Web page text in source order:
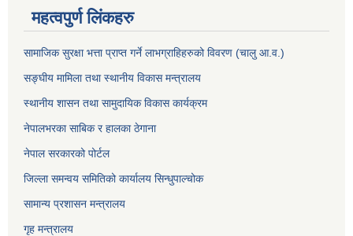
महत्वपुर्ण लिंकहरु
सामाजिक सुरक्षा भत्ता प्राप्त गर्ने लाभग्राहिहरुको विवरण (चालु आ.व.)
सङ्घीय मामिला तथा स्थानीय विकास मन्त्रालय
स्थानीय शासन तथा सामुदायिक विकास कार्यक्रम
नेपालभरका साबिक र हालका ठेगाना
नेपाल सरकारको पोर्टल
जिल्ला समन्वय समितिको कार्यालय सिन्धुपाल्चोक
सामान्य प्रशासन मन्त्रालय
गृह मन्त्रालय